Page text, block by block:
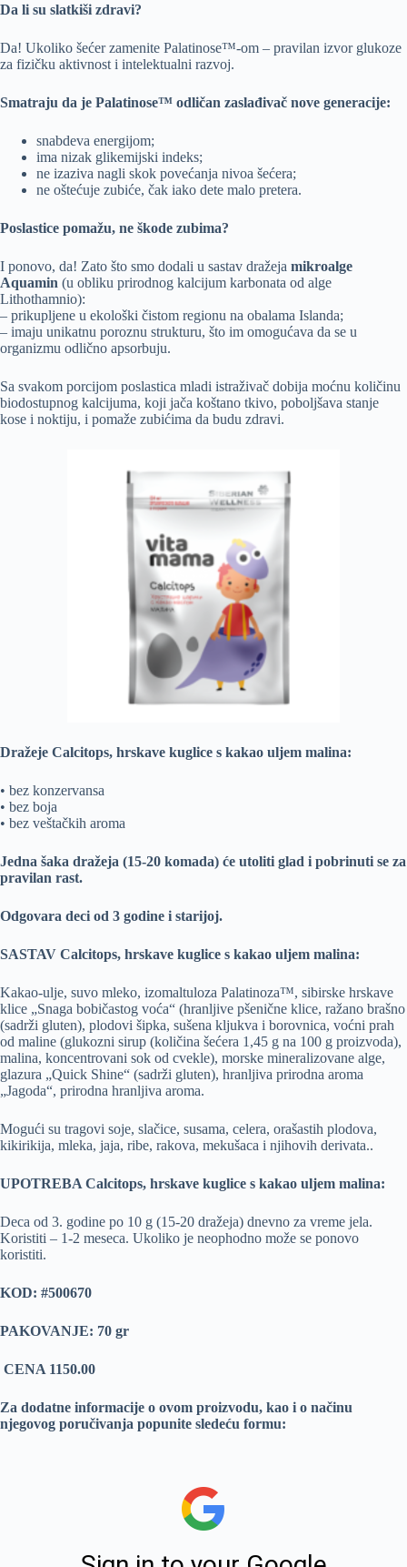
Da li su slatkiši zdravi?
Da! Ukoliko šećer zamenite Palatinose™-om – pravilan izvor glukoze
za fizičku aktivnost i intelektualni razvoj.
Smatraju da je Palatinose™ odličan zaslađivač nove generacije:
snabdeva energijom;
ima nizak glikemijski indeks;
ne izaziva nagli skok povećanja nivoa šećera;
ne oštećuje zubiće, čak iako dete malo pretera.
Poslastice pomažu, ne škode zubima?
I ponovo, da! Zato što smo dodali u sastav dražeja mikroalge
Aquamin (u obliku prirodnog kalcijum karbonata od alge
Lithothamnio):
– prikupljene u ekološki čistom regionu na obalama Islanda;
– imaju unikatnu poroznu strukturu, što im omogućava da se u
organizmu odlično apsorbuju.
Sa svakom porcijom poslastica mladi istraživač dobija moćnu količinu
biodostupnog kalcijuma, koji jača koštano tkivo, poboljšava stanje
kose i noktiju, i pomaže zubićima da budu zdravi.
Dražeje Calcitops, hrskave kuglice s kakao uljem malina:
• bez konzervansa
• bez boja
• bez veštačkih aroma
Jedna šaka dražeja (15-20 komada) će utoliti glad i pobrinuti se za
pravilan rast.
Odgovara deci od 3 godine i starijoj.
SASTAV Calcitops, hrskave kuglice s kakao uljem malina:
Kakao-ulje, suvo mleko, izomaltuloza Palatinoza™, sibirske hrskave
klice „Snaga bobičastog voća“ (hranljive pšenične klice, ražano brašno
(sadrži gluten), plodovi šipka, sušena kljukva i borovnica, voćni prah
od maline (glukozni sirup (količina šećera 1,45 g na 100 g proizvoda),
malina, koncentrovani sok od cvekle), morske mineralizovane alge,
glazura „Quick Shine“ (sadrži gluten), hranljiva prirodna aroma
„Jagoda“, prirodna hranljiva aroma.
Mogući su tragovi soje, slačice, susama, celera, orašastih plodova,
kikirikija, mleka, jaja, ribe, rakova, mekušaca i njihovih derivata..
UPOTREBA Calcitops, hrskave kuglice s kakao uljem malina:
Deca od 3. godine po 10 g (15-20 dražeja) dnevno za vreme jela.
Koristiti – 1-2 meseca. Ukoliko je neophodno može se ponovo
koristiti.
KOD: #500670
PAKOVANJE: 70 gr
CENA 1150.00
Za dodatne informacije o ovom proizvodu, kao i o načinu
njegovog poručivanja popunite sledeću formu: